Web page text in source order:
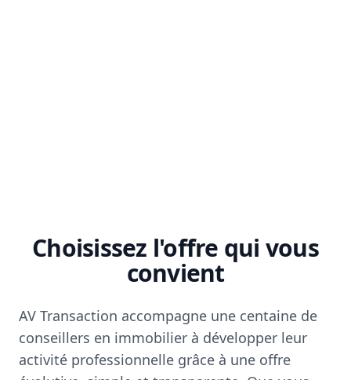
Choisissez l'offre qui vous
convient
AV Transaction accompagne une centaine de
conseillers en immobilier à développer leur
activité professionnelle grâce à une offre